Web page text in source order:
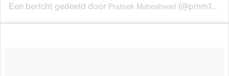
Een bericht gedeeld door Prateek Maheshwari (@pmm143) op